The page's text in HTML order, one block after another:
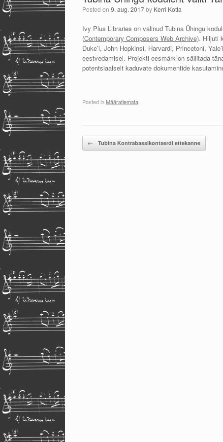
Posted on 9. aug. 2017by Kerri Kotta
Ivy Plus Libraries on valinud Tubina Ühingu
(Contemporary Composers Web Archive). Hiljuti
Duke’i, John Hopkinsi, Harvardi, Princetoni,
eestvedamisel. Projekti eesmärk on säilitada
potentsiaalselt kaduvate dokumentide
Posted in Määratlemata
Post navigation
← Tubina Kontrabassikontserdi ettekanne